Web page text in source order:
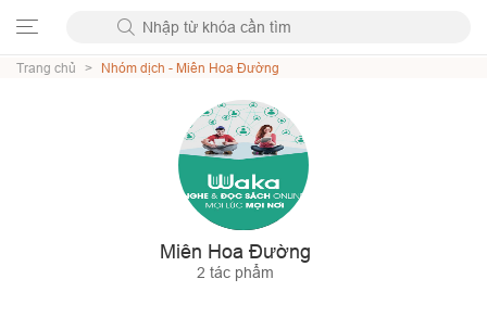
Trang chủ > Nhóm dịch - Miên Hoa Đường
Miên Hoa Đường
2 tác phẩm